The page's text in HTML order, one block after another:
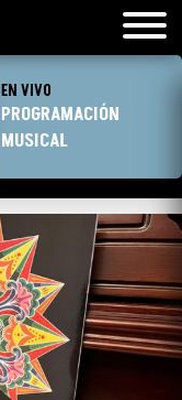
EN VIVO
PROGRAMACIÓN
MUSICAL